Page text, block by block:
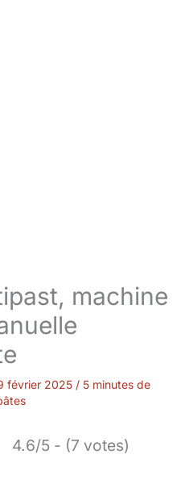
machine
février 2025 / 5 minutes de
4.6/5 - (7 votes)